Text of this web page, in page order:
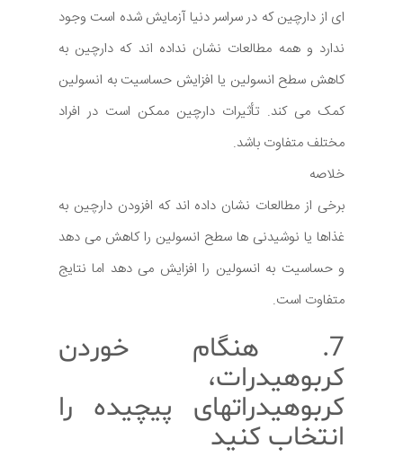
ای از دارچین که در سراسر دنیا آزمایش شده است وجود
ندارد و همه مطالعات نشان نداده اند که دارچین به
کاهش سطح انسولین یا افزایش حساسیت به انسولین
کمک می کند. تأثیرات دارچین ممکن است در افراد
مختلف متفاوت باشد.
خلاصه
برخی از مطالعات نشان داده اند که افزودن دارچین به
غذاها یا نوشیدنی ها سطح انسولین را کاهش می دهد
و حساسیت به انسولین را افزایش می دهد اما نتایج
متفاوت است.
7. هنگام خوردن
کربوهیدرات،
کربوهیدراتهای پیچیده را
انتخاب کنید